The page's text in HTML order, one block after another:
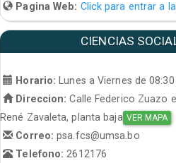
Pagina Web: Click para entrar a
CIENCIAS
Horario:
Lunes a Viernes de
Direccion: Calle Federico Zuazo
René Zavaleta, planta baja VER MAPA
Correo:psa.fcs@umsa.bo
Telefono: 2612176